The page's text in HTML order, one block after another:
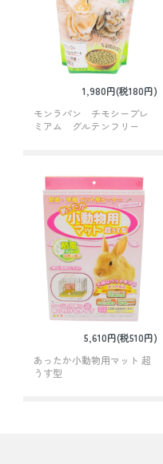
1,980円(税180円)
モンラパン チモシープレ
ミアム グルテンフリー
5,610円(税510円)
あったか小動物用マット 超
うす型